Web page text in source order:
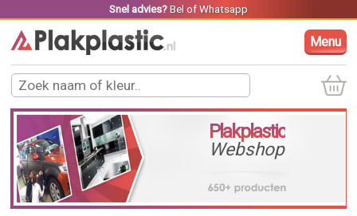
Snel advies? Belof Whatsapp
Menu
Plakplastic
Webshop